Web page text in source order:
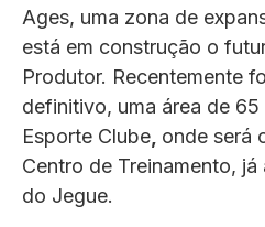
Ages, uma zona de
está em construção o
Produtor. Recentemente
definitivo, uma área de
Esporte Clube onde será
Centro de Treinamento,
do Jegue.